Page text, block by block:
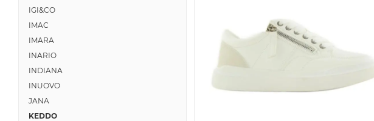
IGI&CO
IMAC
IMARA
INARIO
INDIANA
INUOVO
JANA
KEDDO